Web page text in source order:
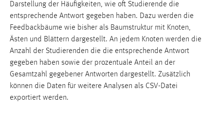
Darstellung der Häufigkeiten, wie oft Studierende die
entsprechende Antwort gegeben haben. Dazu werden die
Feedbackbäume wie bisher als Baumstruktur mit Knoten,
Ästen und Blättern dargestellt. An jedem Knoten werden die
Anzahl der Studierenden die die entsprechende Antwort
gegeben haben sowie der prozentuale Anteil an der
Gesamtzahl gegebener Antworten dargestellt. Zusätzlich
können die Daten für weitere Analysen als CSV-Datei
exportiert werden.